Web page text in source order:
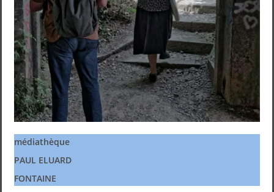
médiathèque
PAUL ELUARD
FONTAINE